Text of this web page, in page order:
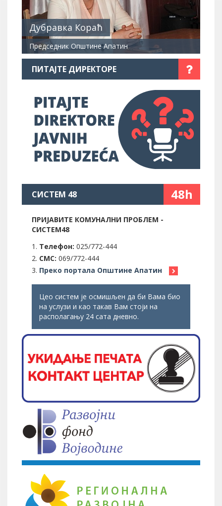
Дубравка Кораћ
Председник Општине Апатин
ПИТАЈТЕ ДИРЕКТОРЕ
СИСТЕМ 48 48h
ПРИЈАВИТЕ КОМУНАЛНИ ПРОБЛЕМ -
СИСТЕМ48
Телефон: 025/772-444
СМС: 069/772-444
Преко портала Општине Апатин
Цео систем је осмишљен да би Вама био
на услузи и као такав Вам стоји на
располагању 24 сата дневно.